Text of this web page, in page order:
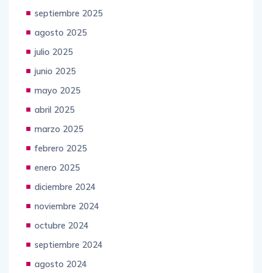
septiembre 2025
agosto 2025
julio 2025
junio 2025
mayo 2025
abril 2025
marzo 2025
febrero 2025
enero 2025
diciembre 2024
noviembre 2024
octubre 2024
septiembre 2024
agosto 2024